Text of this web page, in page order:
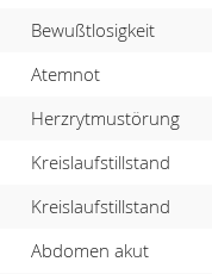
Bewußtlosigkeit
Atemnot
Herzrytmustörung
Kreislaufstillstand
Kreislaufstillstand
Abdomen akut